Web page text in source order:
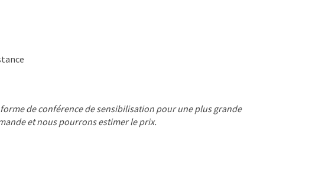
de conférence de sensibilisation pour une plus grande
et nous pourrons estimer le prix.